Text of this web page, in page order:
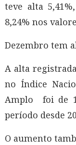
teve alta
8,24% nos
Dezembro tem
A alta
no Índice
Amplo foi de
período desde
O aumento